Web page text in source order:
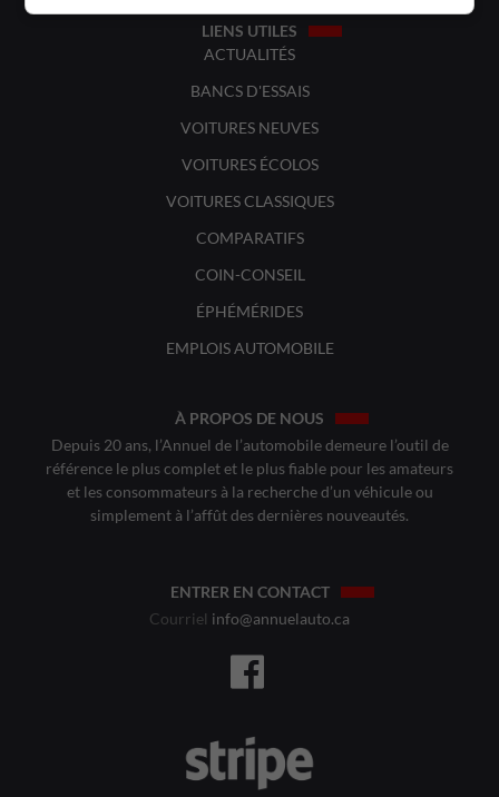
LIENS UTILES
ACTUALITÉS
BANCS D'ESSAIS
VOITURES NEUVES
VOITURES ÉCOLOS
VOITURES CLASSIQUES
COMPARATIFS
COIN-CONSEIL
ÉPHÉMÉRIDES
EMPLOIS AUTOMOBILE
À PROPOS DE NOUS
Depuis 20 ans, l’Annuel de l’automobile demeure l’outil de
référence le plus complet et le plus fiable pour les amateurs
et les consommateurs à la recherche d’un véhicule ou
simplement à l’affût des dernières nouveautés.
ENTRER EN CONTACT
Courriel info@annuelauto.ca